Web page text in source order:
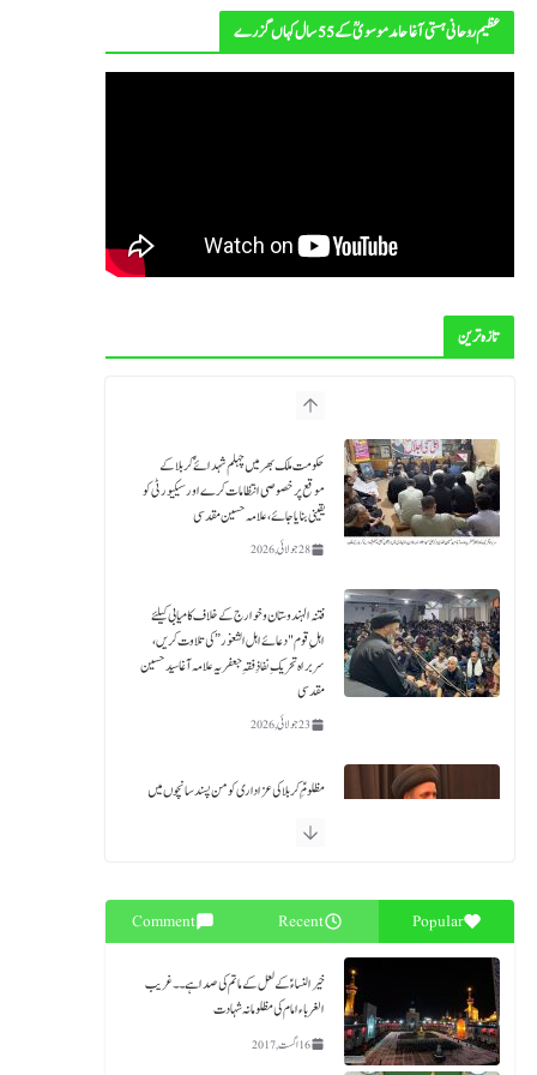
عظیم روحانی ہستی آغا حامد موسویؒ کے 55 سال کہاں گزرے
تازہ ترین
حکومت ملک بھر میں چہلم شہدائےؑ کربلا کے
موقع پر خصوصی انتظامات کرے اور سیکیورٹی کو
یقینی بنایا جائے، علامہ حسین مقدسی
28 جولائی, 2026
فتنہ الہندوستان و خوارج کے خلاف کامیابی کیلئے
اہلِ قوم "دعائے اہل الثغور” کی تلاوت کریں،
سربراہ تحریکِ نفاذِ فقہِ جعفریہ علامہ آغا سید حسین
مقدسی
23 جولائی, 2026
مظلومِؑ کربلا کی عزاداری کو من پسند سانچوں میں
کی اتباع کی جائے۔ علامہ آغا حسین مقدسی
حلیف القرآن حضرت زید بن علي ابن الحسین ؑ ۔
قائد ملت جعفریہ آغا سید حامد علی شاہ موسوی
Popular
Recent
Comment
خیرالنساءؑ کے لعل کے ماتم کی صدا ہے۔۔ غریب
الغرباء امام کی مظلومانہ شہادت
16 اگست, 2017